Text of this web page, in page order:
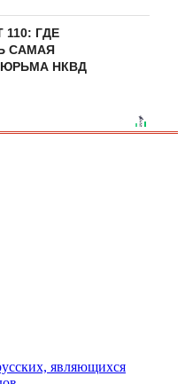
ГДЕ
САМАЯ
НКВД
являющихся